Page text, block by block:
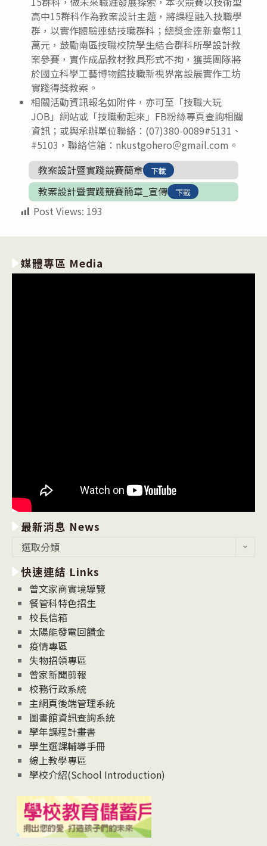
高中15群科作為教案設計主題，將課程融入技職學
群，以實作體驗連結技職群科；總獎金達新臺幣11
萬元，鼓勵南區技職校院學生結合群科所學設計教
案參賽，實作成品教材教具形式不拘，獲獎團隊將
於國立科學工藝博物館技職新視界常設展實作工坊
實踐得獎教案。
相關活動資訊報名如附件，亦可至「技職大玩
JOB」網站或「技職動起來」FB粉絲專頁查詢相關
資訊；或與承辦單位聯絡：(07)380-0089#5131、
#5103，聯絡信箱：nkustgohero＠gmail.com。
教案設計暨實踐競賽簡章
下載
教案設計暨實踐競賽簡章_宣傳 下載
Post Views: 193
媒體專區 Media
最新消息 News
消
息
News
選取分類
快速連結 Links
曾文家商實境導覽
餐管科特色招生
校長信箱
太陽能發電回饋金
疫情專區
失物招領專區
曾家新聞剪報
校務行政系統
主網頁後端管理系統
圖書館資訊查詢系統
學年課程計畫書
學生選課輔導手冊
線上教學專區
學校介紹(School Introduction)